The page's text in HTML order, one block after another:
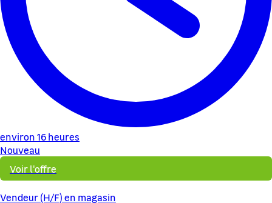
environ 16 heures
Nouveau
Voir l'offre
Vendeur (H/F) en magasin